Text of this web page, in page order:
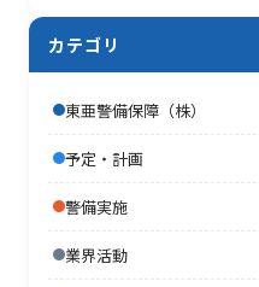
2014年1月
2013年2月
2013年1月
2012年4月
2012年2月
2012年1月
2011年5月
2011年4月
2011年3月
2011年2月
2011年1月
2010年6月
2010年4月
2010年3月
2010年2月
2009年7月
2009年5月
2009年4月
2008年8月
2008年7月
2008年6月
2008年5月
2008年4月
2007年9月
2007年8月
2007年7月
2007年6月
2007年5月
2006年11月
2006年9月
2006年8月
2006年7月
2006年6月
2005年12月
2005年11月
2005年10月
2005年9月
2005年8月
2005年7月
カテゴリ
東亜警備保障（株）
予定・計画
警備実施
業界活動